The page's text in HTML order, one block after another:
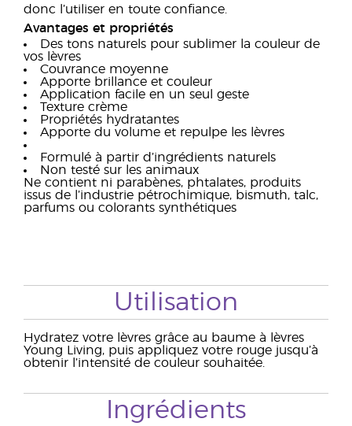
donc l’utiliser en toute confiance.
Avantages et propriétés
Des tons naturels pour sublimer la couleur de
vos lèvres
Couvrance moyenne
Apporte brillance et couleur
Application facile en un seul geste
Texture crème
Propriétés hydratantes
Apporte du volume et repulpe les lèvres
Formulé à partir d’ingrédients naturels
Non testé sur les animaux
Ne contient ni parabènes, phtalates, produits
issus de l’industrie pétrochimique, bismuth, talc,
parfums ou colorants synthétiques
Utilisation
Hydratez votre lèvres grâce au baume à lèvres
Young Living, puis appliquez votre rouge jusqu’à
obtenir l’intensité de couleur souhaitée.
Ingrédients